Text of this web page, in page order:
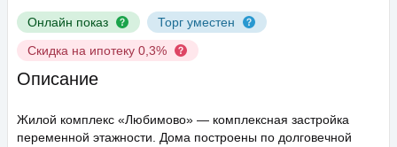
Онлайн показ
Торг уместен
Скидка на ипотеку 0,3%
Описание
Жилой комплекс «Любимово» — комплексная застройка
переменной этажности. Дома построены по долговечной